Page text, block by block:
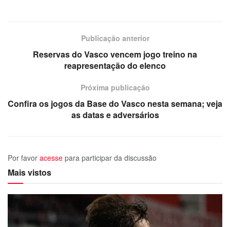
Publicação anterior
Reservas do Vasco vencem jogo treino na
reapresentação do elenco
Próxima publicação
Confira os jogos da Base do Vasco nesta semana; veja
as datas e adversários
Por favor acesse para participar da discussão
Mais vistos